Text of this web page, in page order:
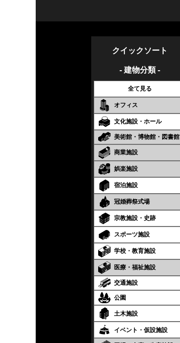
クイックソート
- 建物分類 -
全て見る
オフィス
文化施設・ホール
美術館・博物館・図書館
商業施設
娯楽施設
宿泊施設
冠婚葬祭式場
宗教施設・史跡
スポーツ施設
学校・教育施設
医療・福祉施設
交通施設
公園
土木施設
イベント・仮設施設